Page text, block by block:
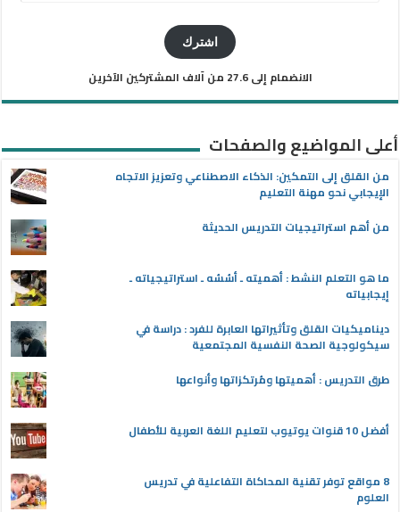
اشترك
الانضمام إلى 27.6 من آلاف المشتركين الآخرين
أعلى المواضيع والصفحات
من القلق إلى التمكين: الذكاء الاصطناعي وتعزيز الاتجاه
الإيجابي نحو مهنة التعليم
من أهم استراتيجيات التدريس الحديثة
ما هو التعلم النشط : أهميته ـ أسُسُه ـ استراتيجياته ـ
إيجابياته
ديناميكيات القلق وتأثيراتها العابرة للفرد : دراسة في
سيكولوجية الصحة النفسية المجتمعية
طرق التدريس : أهميتها ومُرتكزاتها وأنواعها
أفضل 10 قنوات يوتيوب لتعليم اللغة العربية للأطفال
8 مواقع توفر تقنية المحاكاة التفاعلية في تدريس
العلوم